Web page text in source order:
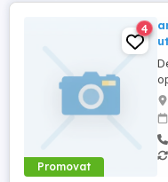
Promovat
4